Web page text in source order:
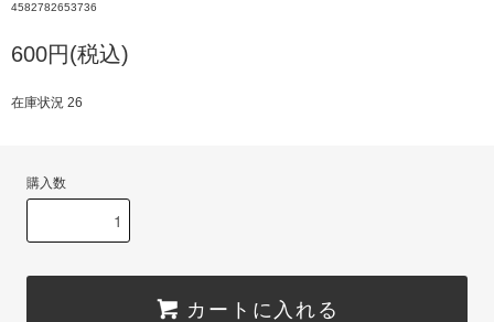
4582782653736
600円(税込)
在庫状況 26
購入数
カートに入れる